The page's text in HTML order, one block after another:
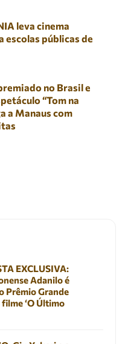
leva cinema
escolas públicas de
no Brasil e
“Tom na
a Manaus com
EXCLUSIVA:
Adanilo é
Prêmio Grande
‘O Último